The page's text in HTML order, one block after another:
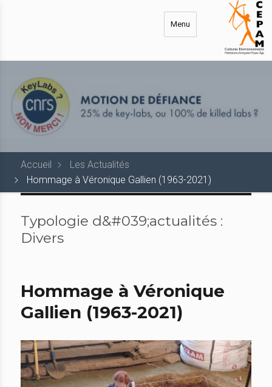
Menu
Accueil
Les Actualités
Hommage à Véronique Gallien (1963-2021)
Typologie d&#039;actualités :
Divers
Hommage à Véronique
Gallien (1963-2021)